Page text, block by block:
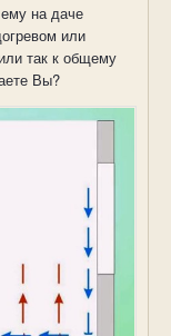
на даче
или
так к общему
Вы?